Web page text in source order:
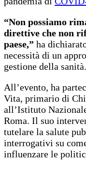
“Non possiamo
direttive che non
paese,” ha
necessità di un
gestione della sanità.
All’evento, ha
Vita, primario di
all’Istituto
Roma. Il suo
tutelare la salute
interrogativi su
influenzare le